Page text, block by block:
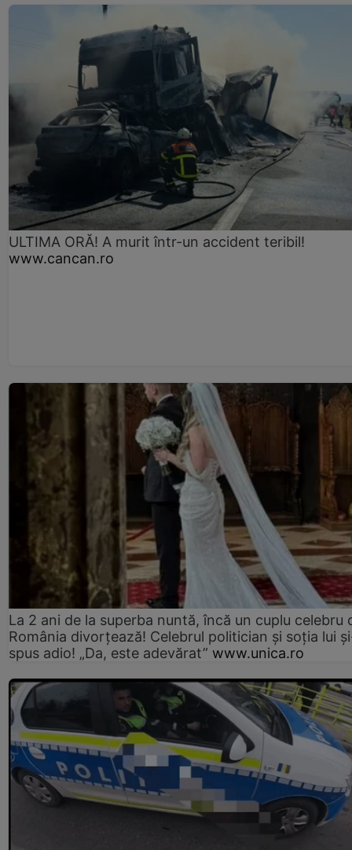
ULTIMA ORĂ! A murit într-un accident teribil!
www.cancan.ro
La 2 ani de la superba nuntă, încă un cuplu celebru
România divorțează! Celebrul politician și soția lui
spus adio! „Da, este adevărat” www.unica.ro